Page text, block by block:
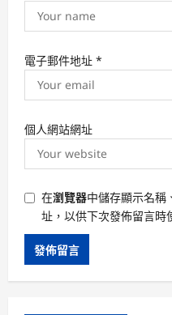
電子郵件地址 *
個人網站網址
在瀏覽器中儲存顯示名稱
址，以供下次發佈留言時